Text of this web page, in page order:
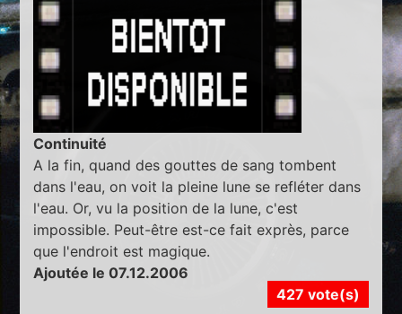
Continuité
A la fin, quand des gouttes de sang tombent
dans l'eau, on voit la pleine lune se refléter dans
l'eau. Or, vu la position de la lune, c'est
impossible. Peut-être est-ce fait exprès, parce
que l'endroit est magique.
Ajoutée le 07.12.2006
427 vote(s)